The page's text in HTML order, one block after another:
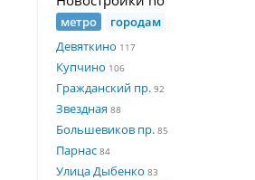
метро
городам
Девяткино 117
Купчино 106
Гражданский пр. 92
Звездная 88
Большевиков пр. 85
Парнас 84
Улица Дыбенко 83